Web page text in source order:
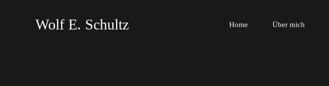
Wolf E. Schultz Home Über mich